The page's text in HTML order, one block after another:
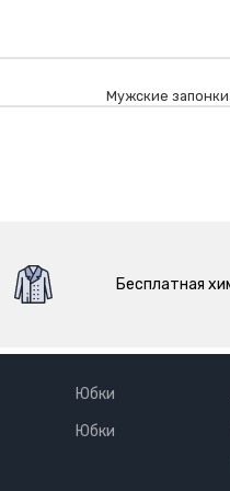
Мужские
Бесплатная
Юбки
Юбки